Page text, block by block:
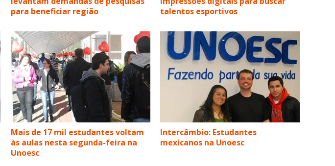
para beneficiar região
talentos esportivos
Mais de 17 mil estudantes voltam
às aulas nesta segunda-feira na
Unoesc
Intercâmbio: Estudantes
mexicanos na Unoesc